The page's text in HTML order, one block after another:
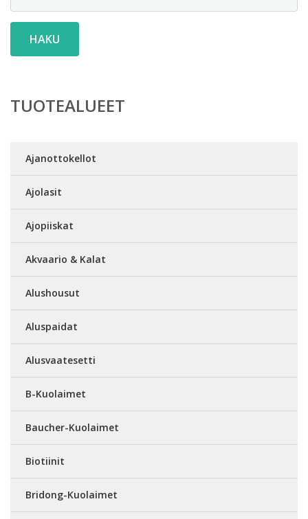
HAKU
TUOTEALUEET
Ajanottokellot
Ajolasit
Ajopiiskat
Akvaario & Kalat
Alushousut
Aluspaidat
Alusvaatesetti
B-Kuolaimet
Baucher-Kuolaimet
Biotiinit
Bridong-Kuolaimet